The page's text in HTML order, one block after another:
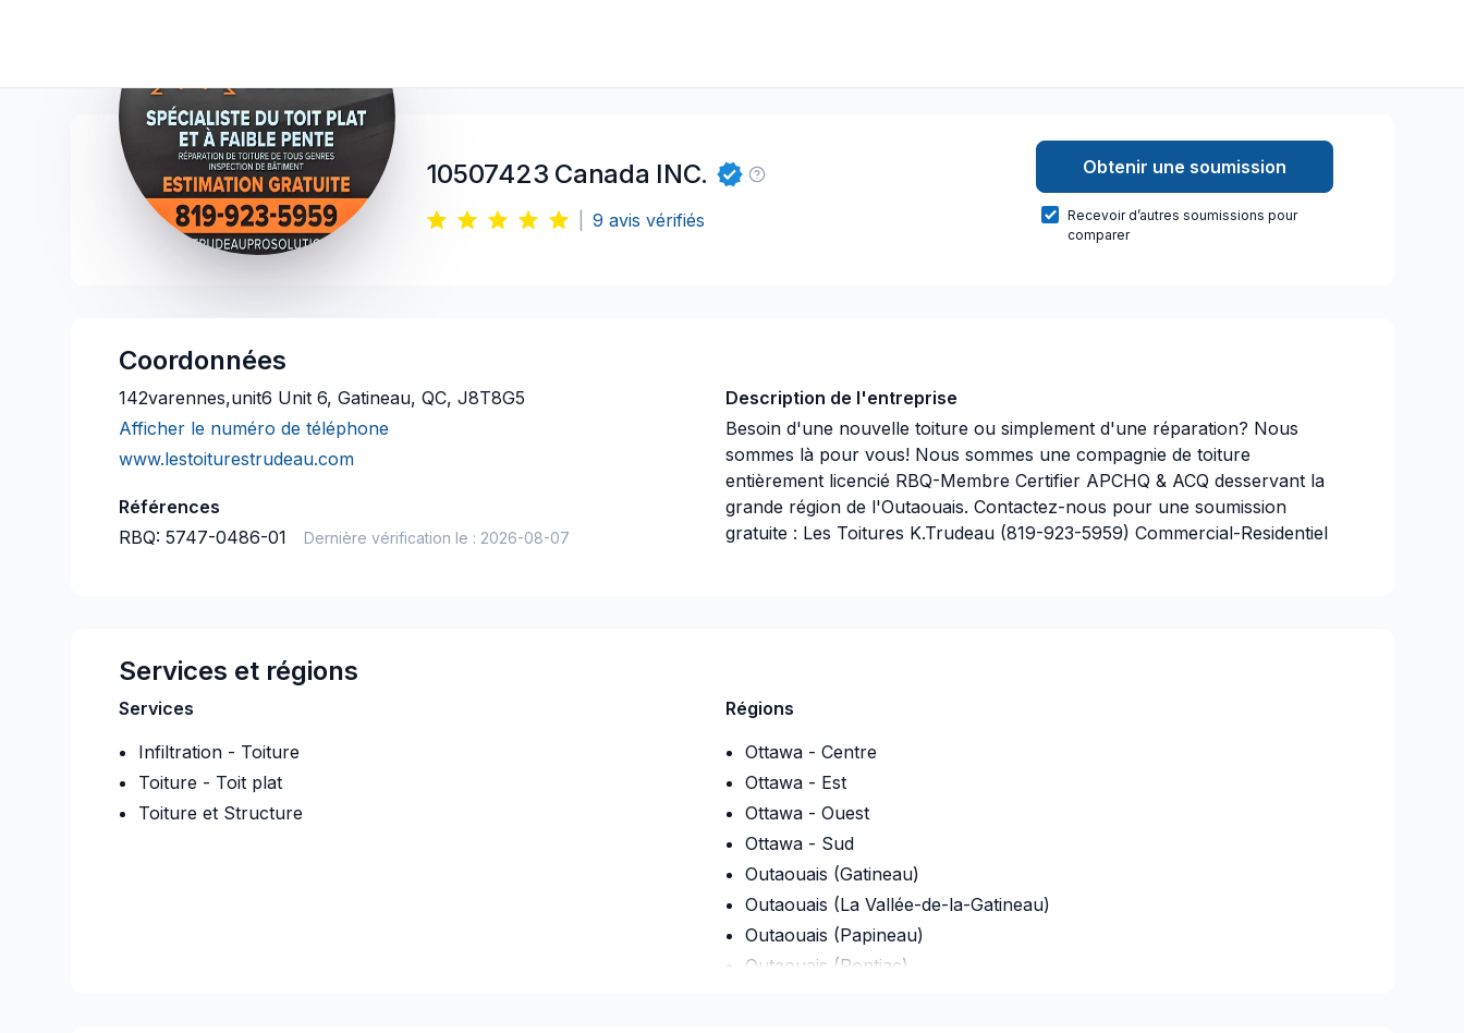
10507423 Canada INC.
9 avis vérifiés
Obtenir une soumission
Recevoir d’autres soumissions pour
comparer
Coordonnées
142varennes,unit6 Unit 6, Gatineau, QC, J8T8G5
Afficher le numéro de téléphone
www.lestoiturestrudeau.com
Références
RBQ: 5747-0486-01 Dernière vérification le : 2026-08-07
Description de l'entreprise
Besoin d'une nouvelle toiture ou simplement d'une réparation? Nous
sommes là pour vous! Nous sommes une compagnie de toiture
entièrement licencié RBQ-Membre Certifier APCHQ & ACQ desservant la
grande région de l'Outaouais. Contactez-nous pour une soumission
gratuite : Les Toitures K.Trudeau (819-923-5959) Commercial-Residentiel
✔ Isolation ✔
Téléphone/ 819-923-5959 Courriel/ lestoiturestrudeau@gmail.com
www.lestoiturestrudeau.com
Services et régions
Services
Infiltration - Toiture
Toiture - Toit plat
Toiture et Structure
Régions
Ottawa - Centre
Ottawa - Est
Ottawa - Ouest
Ottawa - Sud
Outaouais (Gatineau)
Outaouais (La Vallée-de-la-Gatineau)
Outaouais (Papineau)
Outaouais (Pontiac)